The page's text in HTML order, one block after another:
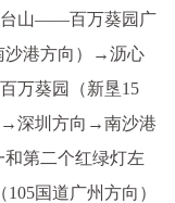
台山——百万葵园广
港方向）→沥心
万葵园（新垦15
深圳方向→南沙港
第二个红绿灯左
国道广州方向）